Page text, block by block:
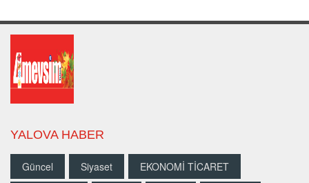
YALOVA HABER
Güncel Siyaset EKONOMİ TİCARET